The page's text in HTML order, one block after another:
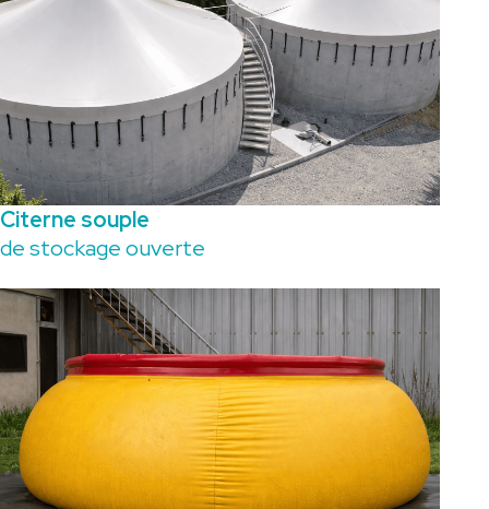
Citerne souple
de stockage ouverte